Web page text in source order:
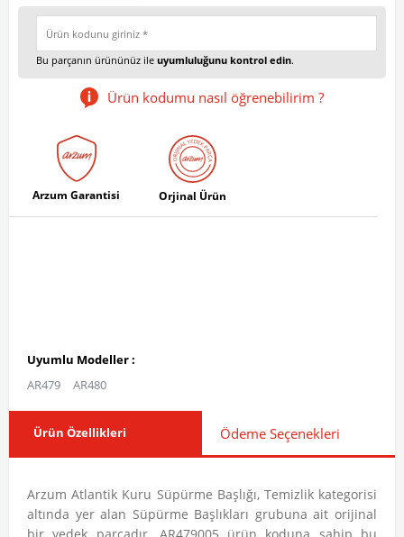
Bu parçanın ürününüz ile uyumluluğunu kontrol edin.
Ürün kodumu nasıl öğrenebilirim ?
Arzum Garantisi Orjinal Ürün
Uyumlu Modeller :
AR479
AR480
Ürün Özellikleri Ödeme Seçenekleri
Arzum Atlantik Kuru Süpürme Başlığı, Temizlik kategorisi
altında yer alan Süpürme Başlıkları grubuna ait orijinal